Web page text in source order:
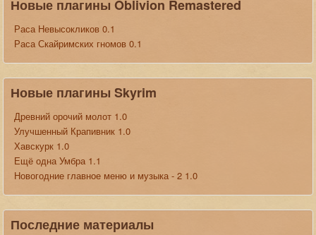
Новые плагины Oblivion Remastered
Раса Невысокликов 0.1
Раса Скайримских гномов 0.1
Новые плагины Skyrim
Древний орочий молот 1.0
Улучшенный Крапивник 1.0
Хавскурк 1.0
Ещё одна Умбра 1.1
Новогодние главное меню и музыка - 2 1.0
Последние материалы